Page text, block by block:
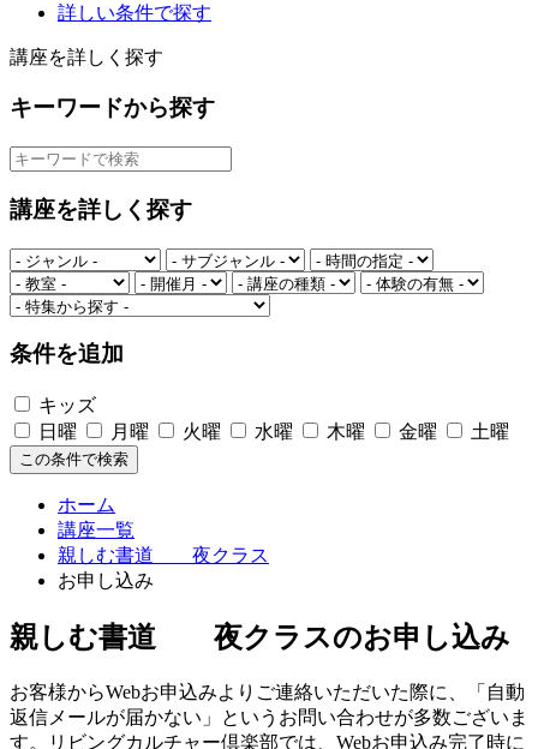
詳しい条件で探す
講座を詳しく探す
キーワードから探す
講座を詳しく探す
条件を追加
キッズ
日曜
月曜 火曜 水曜 木曜 金曜 土曜
この条件で検索
ホーム
講座一覧
親しむ書道 夜クラス
お申し込み
親しむ書道 夜クラスのお申し込み
お客様からWebお申込みよりご連絡いただいた際に、「自動
返信メールが届かない」というお問い合わせが多数ございま
す。リビングカルチャー倶楽部では、Webお申込み完了時に